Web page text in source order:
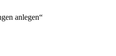
anlegen“